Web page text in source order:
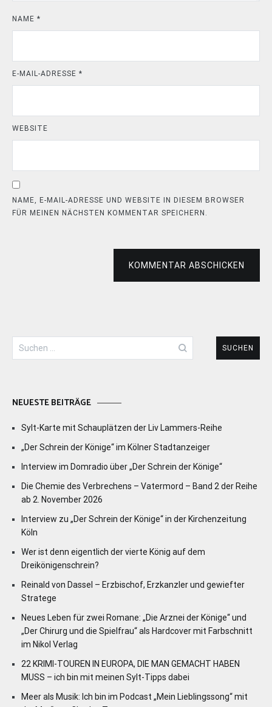
NAME *
E-MAIL-ADRESSE *
WEBSITE
NAME, E-MAIL-ADRESSE UND WEBSITE IN DIESEM BROWSER
FÜR MEINEN NÄCHSTEN KOMMENTAR SPEICHERN.
KOMMENTAR ABSCHICKEN
Suchen
nach:
NEUESTE BEITRÄGE
Sylt-Karte mit Schauplätzen der Liv Lammers-Reihe
„Der Schrein der Könige“ im Kölner Stadtanzeiger
Interview im Domradio über „Der Schrein der Könige“
Die Chemie des Verbrechens – Vatermord – Band 2 der Reihe
ab 2. November 2026
Interview zu „Der Schrein der Könige“ in der Kirchenzeitung
Köln
Wer ist denn eigentlich der vierte König auf dem
Dreikönigenschrein?
Reinald von Dassel – Erzbischof, Erzkanzler und gewiefter
Stratege
Neues Leben für zwei Romane: „Die Arznei der Könige“ und
„Der Chirurg und die Spielfrau“ als Hardcover mit Farbschnitt
im Nikol Verlag
22 KRIMI-TOUREN IN EUROPA, DIE MAN GEMACHT HABEN
MUSS – ich bin mit meinen Sylt-Tipps dabei
Meer als Musik: Ich bin im Podcast „Mein Lieblingssong“ mit